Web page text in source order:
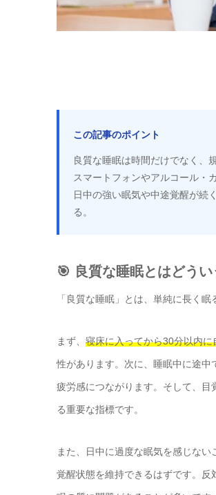
この記事のポイント
良質な睡眠は時間だけでなく、
スマートフォンやアルコール・
日中の強い眠気や中途覚醒が続
る。
🎯 良質な睡眠とはどう
「良質な睡眠」とは、単純に長く
まず、 寝床に入ってから30分以内
性があります。次に、睡眠中に途
疲労感につながります。そして、
る重要な指標です。
また、日中に過度な眠気を感じな
覚醒状態を維持できるはずです。